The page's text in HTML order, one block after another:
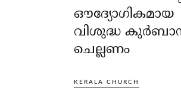
ഔദ്യോഗികമായ
വിശുദ്ധ
ചെല്ലണം
KERALA CHURCH